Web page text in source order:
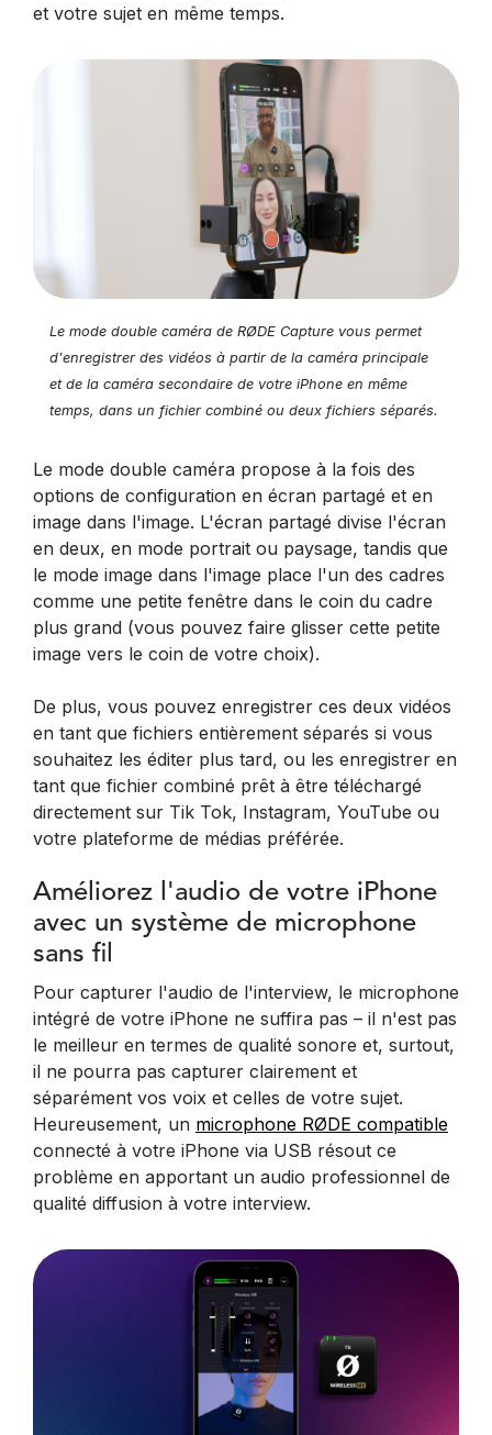
et votre sujet en même temps.
Le mode double caméra de RØDE Capture vous permet
d'enregistrer des vidéos à partir de la caméra principale
et de la caméra secondaire de votre iPhone en même
temps, dans un fichier combiné ou deux fichiers séparés.
Le mode double caméra propose à la fois des
options de configuration en écran partagé et en
image dans l'image. L'écran partagé divise l'écran
en deux, en mode portrait ou paysage, tandis que
le mode image dans l'image place l'un des cadres
comme une petite fenêtre dans le coin du cadre
plus grand (vous pouvez faire glisser cette petite
image vers le coin de votre choix).
De plus, vous pouvez enregistrer ces deux vidéos
en tant que fichiers entièrement séparés si vous
souhaitez les éditer plus tard, ou les enregistrer en
tant que fichier combiné prêt à être téléchargé
directement sur Tik Tok, Instagram, YouTube ou
votre plateforme de médias préférée.
Améliorez l'audio de votre iPhone
avec un système de microphone
sans fil
Pour capturer l'audio de l'interview, le microphone
intégré de votre iPhone ne suffira pas – il n'est pas
le meilleur en termes de qualité sonore et, surtout,
il ne pourra pas capturer clairement et
séparément vos voix et celles de votre sujet.
Heureusement, un microphone RØDE compatible
connecté à votre iPhone via USB résout ce
problème en apportant un audio professionnel de
qualité diffusion à votre interview.